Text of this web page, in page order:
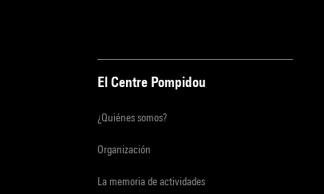
El Centre Pompidou
¿Quiénes somos?
Organización
La memoria de actividades